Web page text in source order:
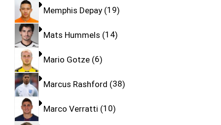
Memphis Depay 19
Mats Hummels 14
Mario Gotze 6
Marcus Rashford 38
Marco Verratti 10